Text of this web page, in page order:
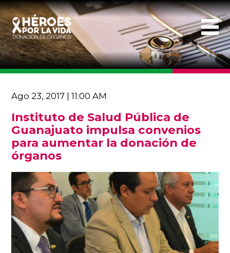
Ago 23, 2017 | 11:00 AM
Instituto de Salud Pública de
Guanajuato impulsa convenios
para aumentar la donación de
órganos